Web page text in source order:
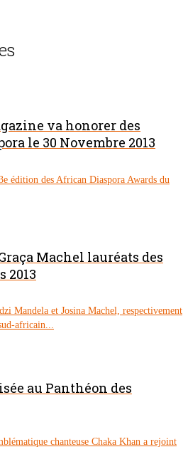
va honorer des
le 30 Novembre 2013
édition des African Diaspora Awards du
Machel lauréats des
2013
Mandela et Josina Machel, respectivement
africain...
au Panthéon des
chanteuse Chaka Khan a rejoint